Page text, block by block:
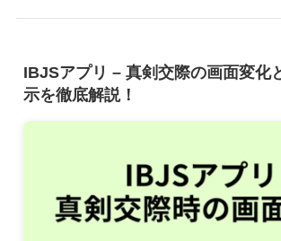
IBJSアプリ – 真剣交際の画面変化
示を徹底解説！